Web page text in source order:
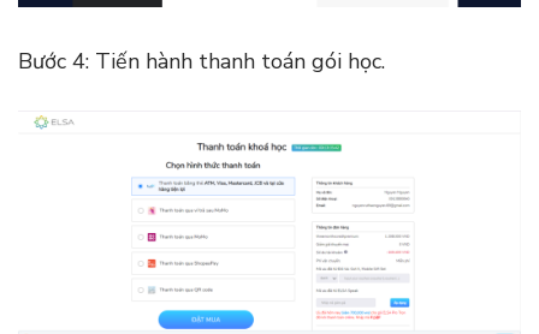
Bước 4: Tiến hành thanh toán gói học.